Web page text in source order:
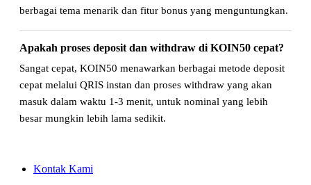
berbagai tema menarik dan fitur bonus yang menguntungkan.
Apakah proses deposit dan withdraw di KOIN50 cepat?
Sangat cepat, KOIN50 menawarkan berbagai metode deposit
cepat melalui QRIS instan dan proses withdraw yang akan
masuk dalam waktu 1-3 menit, untuk nominal yang lebih
besar mungkin lebih lama sedikit.
Kontak Kami